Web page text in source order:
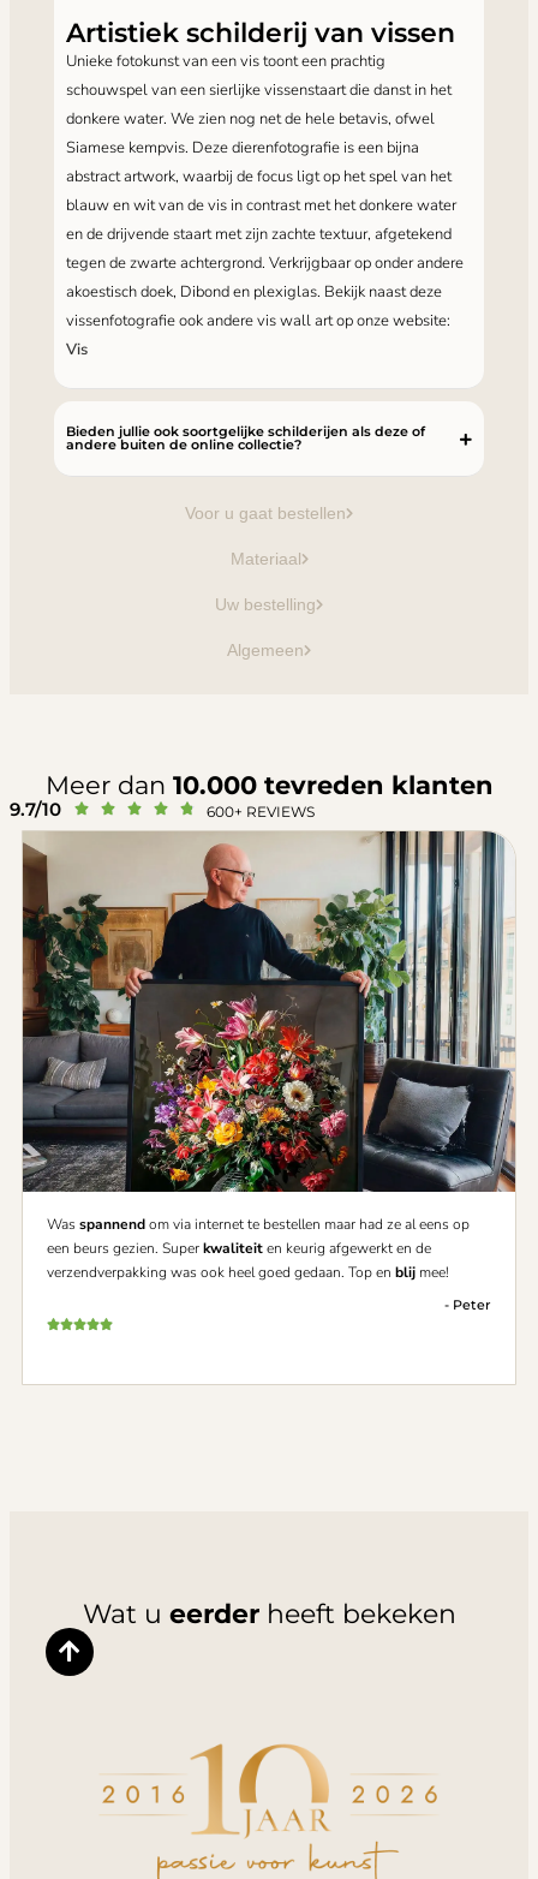
Voor u gaat bestellen
Materiaal
Uw bestelling
Algemeen
Artistiek schilderij van vissen
Unieke fotokunst van een vis toont een prachtig
schouwspel van een sierlijke vissenstaart die danst in het
donkere water. We zien nog net de hele betavis, ofwel
Siamese kempvis. Deze dierenfotografie is een bijna
abstract artwork, waarbij de focus ligt op het spel van het
blauw en wit van de vis in contrast met het donkere water
en de drijvende staart met zijn zachte textuur, afgetekend
tegen de zwarte achtergrond. Verkrijgbaar op onder andere
akoestisch doek, Dibond en plexiglas. Bekijk naast deze
vissenfotografie ook andere vis wall art op onze website:
Vis
Bieden jullie ook soortgelijke schilderijen als deze of
andere buiten de online collectie?
Meer dan 10.000 tevreden klanten
9.7/10      600+ REVIEWS
Was spannendom via internet te bestellen maar had ze al eens op
een beurs gezien. Superkwaliteiten keurig afgewerkt en de
verzendverpakking was ook heel goed gedaan. Top en blij mee!
- Peter
Wat u eerderheeft bekeken